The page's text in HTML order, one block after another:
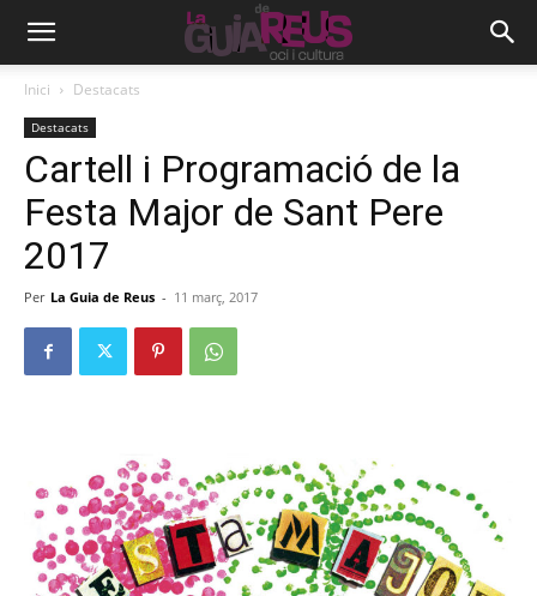
Inici Destacats
Destacats
Cartell i Programació de la
Festa Major de Sant Pere
2017
Per La Guia de Reus - 11 març, 2017